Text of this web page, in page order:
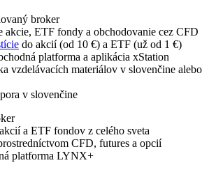
broker
akcie, ETF fondy a obchodovanie cez CFD
do akcií (od 10 €) a ETF (už od 1 €)
platforma a aplikácia xStation
vzdelávacích materiálov v slovenčine alebo
v slovenčine
a ETF fondov z celého sveta
CFD, futures a opcií
platforma LYNX+